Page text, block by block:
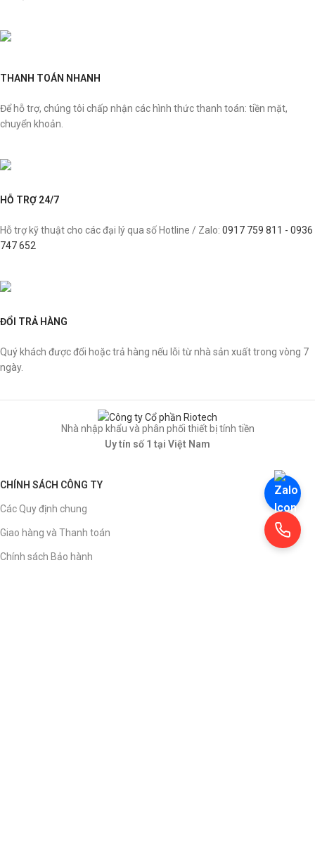
THANH TOÁN NHANH
Để hỗ trợ, chúng tôi chấp nhận các hình thức thanh toán: tiền mặt,
chuyển khoản.
HỖ TRỢ 24/7
Hỗ trợ kỹ thuật cho các đại lý qua số Hotline / Zalo: 0917 759 811 - 0936
747 652
ĐỔI TRẢ HÀNG
Quý khách được đổi hoặc trả hàng nếu lỗi từ nhà sản xuất trong vòng 7
ngày.
Nhà nhập khẩu và phân phối thiết bị tính tiền
Uy tín số 1 tại Việt Nam
CHÍNH SÁCH CÔNG TY
Các Quy định chung
Giao hàng và Thanh toán
Chính sách Bảo hành